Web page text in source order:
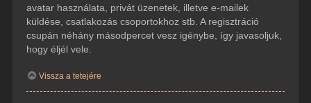
avatar használata, privát üzenetek, illetve e-mailek
küldése, csatlakozás csoportokhoz stb. A regisztráció
csupán néhány másodpercet vesz igénybe, így javasoljuk,
hogy éljél vele.
Vissza a tetejére